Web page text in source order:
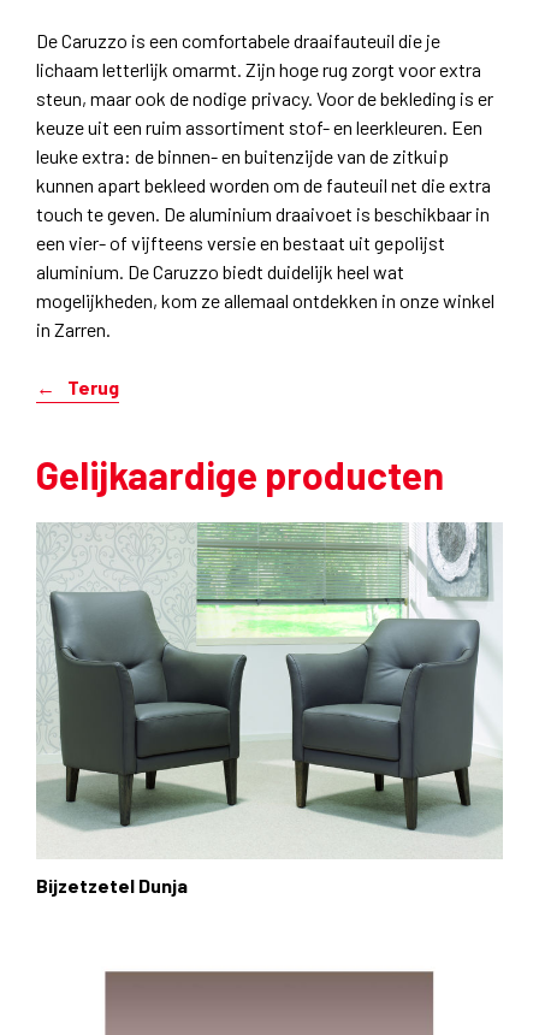
De Caruzzo is een comfortabele draaifauteuil die je
lichaam letterlijk omarmt. Zijn hoge rug zorgt voor extra
steun, maar ook de nodige privacy. Voor de bekleding is er
keuze uit een ruim assortiment stof- en leerkleuren. Een
leuke extra: de binnen- en buitenzijde van de zitkuip
kunnen apart bekleed worden om de fauteuil net die extra
touch te geven. De aluminium draaivoet is beschikbaar in
een vier- of vijfteens versie en bestaat uit gepolijst
aluminium. De Caruzzo biedt duidelijk heel wat
mogelijkheden, kom ze allemaal ontdekken in onze winkel
in Zarren.
Terug
Gelijkaardige producten
Bijzetzetel Dunja